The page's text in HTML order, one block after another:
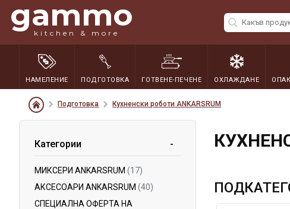
gammo
kitchen & more
НАМЕЛЕНИЕ ПОДГОТОВКА ГОТВЕНЕ-ПЕЧЕНЕ ОХЛАЖДАНЕ
Подготовка Кухненски роботи ANKARSRUM
Категории
МИКСЕРИ ANKARSRUM (17)
АКСЕСОАРИ ANKARSRUM (40)
СПЕЦИАЛНА ОФЕРТА НА